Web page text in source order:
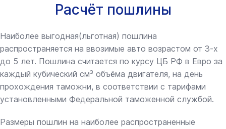
Расчёт пошлины
Наиболее выгодная(льготная) пошлина
распространяется на ввозимые авто возрастом от 3-х
до 5 лет. Пошлина считается по курсу ЦБ РФ в Евро за
каждый кубический см³ объёма двигателя, на день
прохождения таможни, в соответствии с тарифами
установленными Федеральной таможенной службой.
Размеры пошлин на наиболее распространенные